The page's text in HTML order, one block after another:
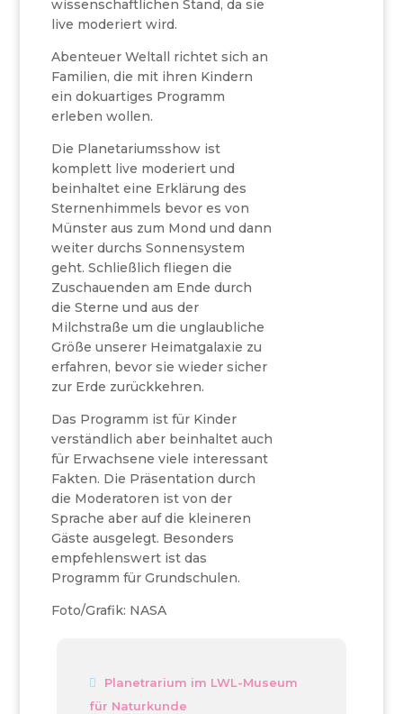
wissenschaftlichen Stand, da sie
live moderiert wird.
Abenteuer Weltall richtet sich an
Familien, die mit ihren Kindern
ein dokuartiges Programm
erleben wollen.
Die Planetariumsshow ist
komplett live moderiert und
beinhaltet eine Erklärung des
Sternenhimmels bevor es von
Münster aus zum Mond und dann
weiter durchs Sonnensystem
geht. Schließlich fliegen die
Zuschauenden am Ende durch
die Sterne und aus der
Milchstraße um die unglaubliche
Größe unserer Heimatgalaxie zu
erfahren, bevor sie wieder sicher
zur Erde zurückkehren.
Das Programm ist für Kinder
verständlich aber beinhaltet auch
für Erwachsene viele interessant
Fakten. Die Präsentation durch
die Moderatoren ist von der
Sprache aber auf die kleineren
Gäste ausgelegt. Besonders
empfehlenswert ist das
Programm für Grundschulen.
Foto/Grafik: NASA
Planetrarium im LWL-Museum
für Naturkunde